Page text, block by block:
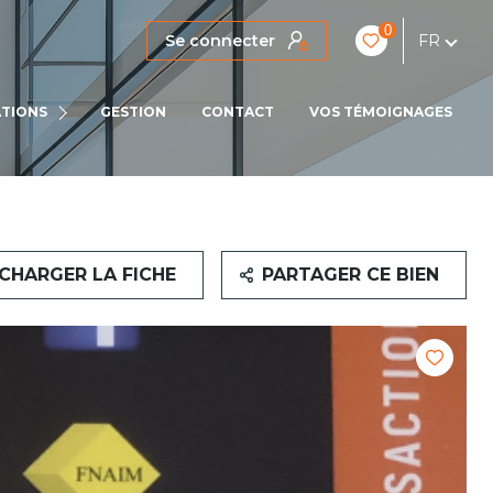
Se connecter
0
FR
PRO
GESTION CONTACT VOS TÉMOIGNAGES
LA FICHE PARTAGER CE BIEN